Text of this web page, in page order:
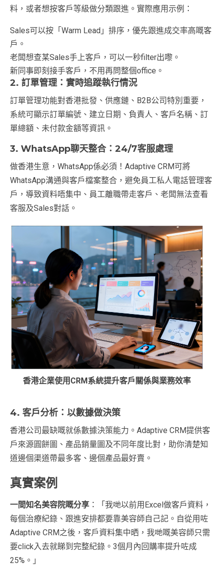
料，或者想按客戶等級做分類跟進。實際應用示例：
Sales可以按「Warm Lead」排序，優先跟進成交率高嘅客
戶。
老闆想查某Sales手上客戶，可以一秒filter出嚟。
新同事即刻接手客戶，不用再問整個office。
2. 訂單管理：實時追蹤執行情況
訂單管理功能對香港批發、供應鏈、B2B公司特別重要，
系統可顯示訂單編號、建立日期、負責人、客戶名稱、訂
單總額、未付款金額等資訊。
3. WhatsApp聊天整合：24/7客服處理
做香港生意，WhatsApp係必須！Adaptive CRM可將
WhatsApp溝通與客戶檔案整合，避免員工私人電話管理客
戶，導致資料唔集中、員工離職帶走客戶、老闆無法查看
客服及Sales對話。
香港企業使用CRM系統提升客戶關係與業務效率
4. 客戶分析：以數據做決策
香港公司最缺嘅就係數據決策能力。Adaptive CRM提供客
戶來源圓餅圖、產品銷量圖及不同年度比對，助你清楚知
道邊個渠道帶最多客、邊個產品最好賣。
真實案例
一間知名美容院嘅分享 ：「我哋以前用Excel做客戶資料，
每個治療紀錄、跟進安排都要靠美容師自己記。自從用咗
Adaptive CRM之後，客戶資料集中晒，我哋嘅美容師只需
要click入去就睇到完整紀錄。3個月內回購率提升咗成
25%。」